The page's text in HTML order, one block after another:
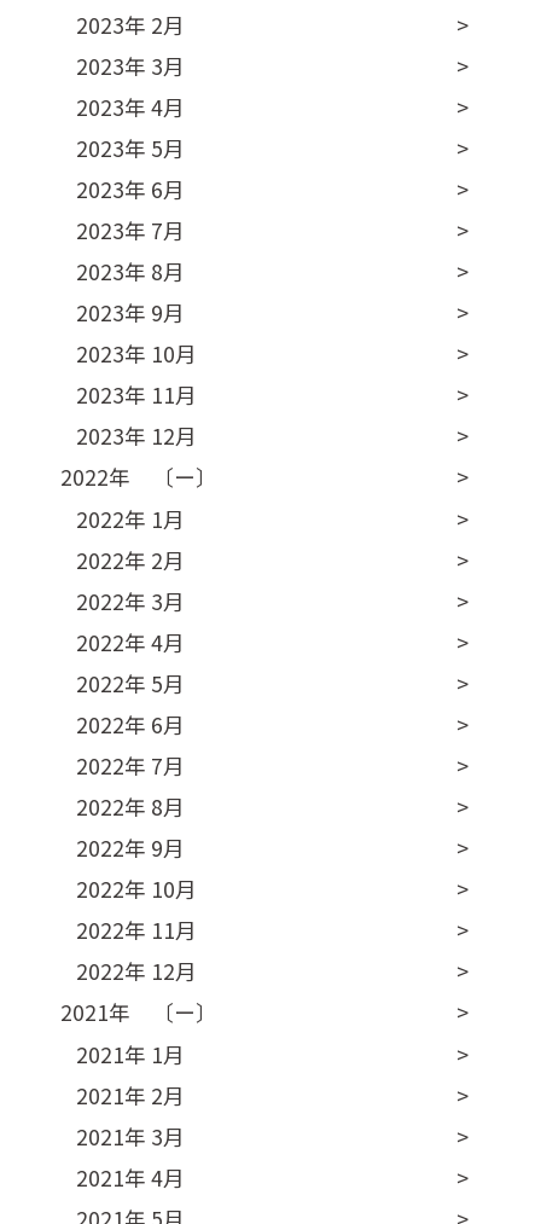
2023年 2月
2023年 3月
2023年 4月
2023年 5月
2023年 6月
2023年 7月
2023年 8月
2023年 9月
2023年 10月
2023年 11月
2023年 12月
2022年 〔ー〕
2022年 1月
2022年 2月
2022年 3月
2022年 4月
2022年 5月
2022年 6月
2022年 7月
2022年 8月
2022年 9月
2022年 10月
2022年 11月
2022年 12月
2021年 〔ー〕
2021年 1月
2021年 2月
2021年 3月
2021年 4月